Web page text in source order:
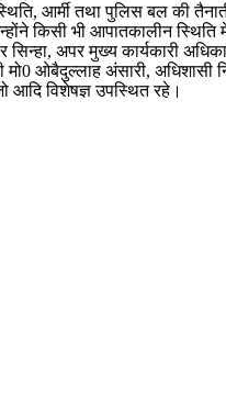
आर्मी तथा पुलिस बल की
किसी भी आपातकालीन
सिन्हा, अपर मुख्य कार्यकारी
ओबैदुल्लाह अंसारी, अधिशासी
आदि विशेषज्ञ उपस्थित रहे।